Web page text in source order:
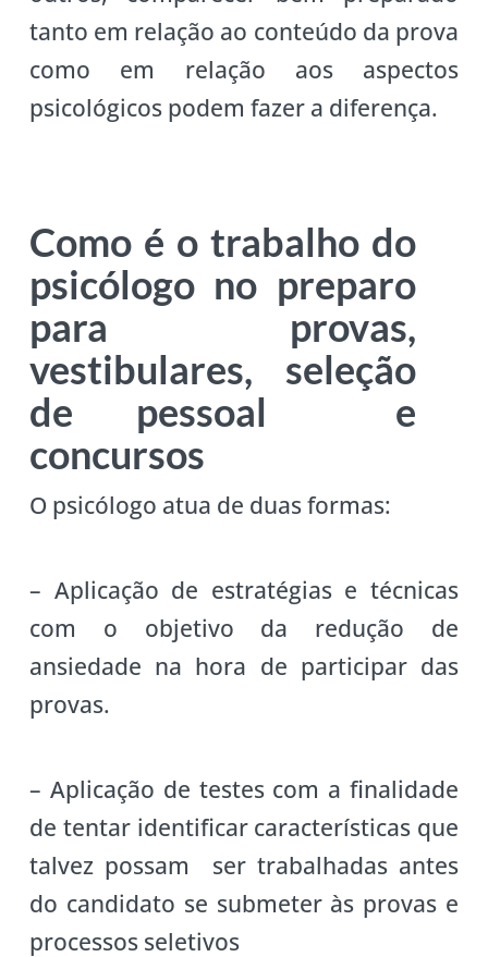
tanto em relação ao conteúdo da prova
como em relação aos aspectos
psicológicos podem fazer a diferença.
Como é o trabalho do
psicólogo no preparo
para provas,
vestibulares, seleção
de pessoal e
concursos
O psicólogo atua de duas formas:
– Aplicação de estratégias e técnicas
com o objetivo da redução de
ansiedade na hora de participar das
provas.
– Aplicação de testes com a finalidade
de tentar identificar características que
talvez possam ser trabalhadas antes
do candidato se submeter às provas e
processos seletivos